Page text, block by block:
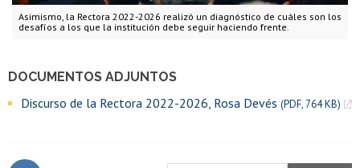
Asimismo, la Rectora 2022-2026 realizó un diagnóstico de cuáles son los
desafíos a los que la institución debe seguir haciendo frente.
DOCUMENTOS ADJUNTOS
Discurso de la Rectora 2022-2026, Rosa Devés (PDF, 764 KB)